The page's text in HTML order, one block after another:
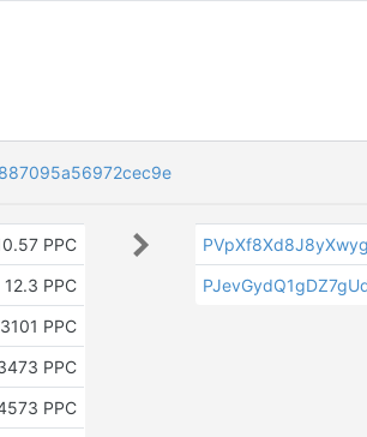
PPC
12.3 PPC
PPC
PPC
PPC